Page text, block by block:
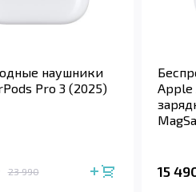
наушники
Pro 3 (2025)
23 990
Apple
15